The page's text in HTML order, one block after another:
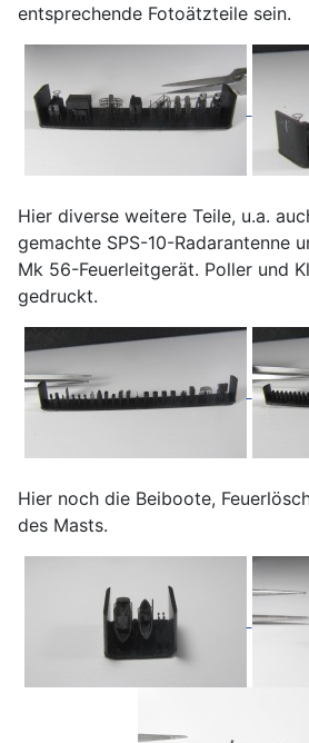
entsprechende Fotoätzteile sein.
Hier diverse weitere Teile, u.a.
gemachte SPS-10-Radarantenne
Mk 56-Feuerleitgerät. Poller und
gedruckt.
Hier noch die Beiboote,
des Masts.